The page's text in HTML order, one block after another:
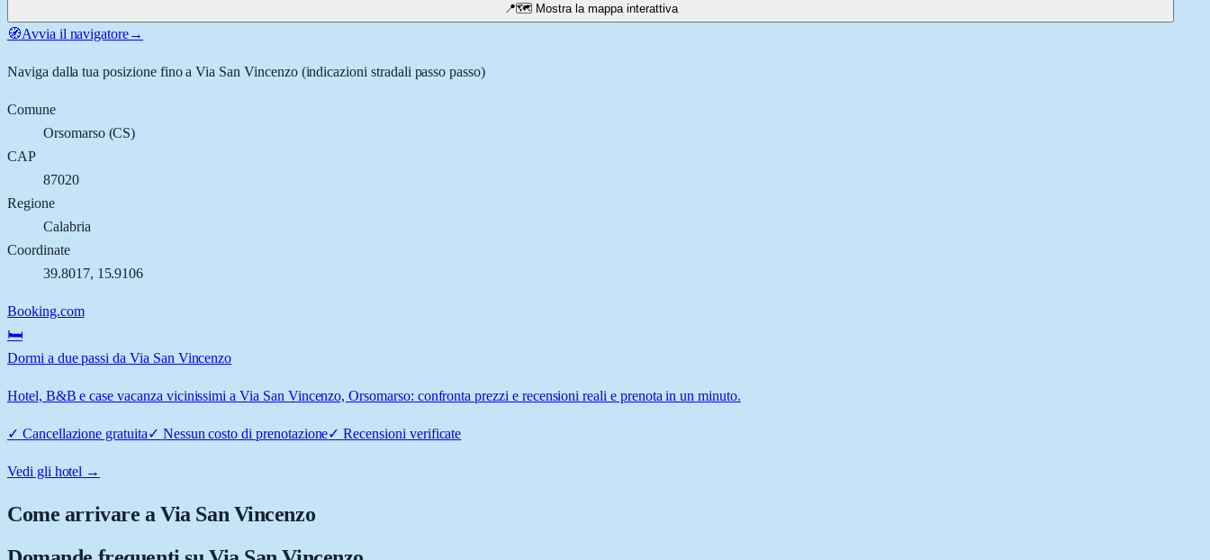
📍🗺️ Mostra la mappa interattiva
🧭Avvia il navigatore→
Naviga dalla tua posizione fino aVia San Vincenzo(indicazioni stradali passo passo)
Comune
Orsomarso(CS)
CAP
87020
Regione
Calabria
Coordinate
39.8017, 15.9106
Booking.com
🛏️
Dormi a due passi da Via San Vincenzo
Hotel, B&B e case vacanza vicinissimi a Via San Vincenzo, Orsomarso: confronta prezzi e recensioni reali e prenota in un minuto.
✓ Cancellazione gratuita✓ Nessun costo di prenotazione✓Recensioni verificate
Vedi gli hotel →
Come arrivare aVia San Vincenzo